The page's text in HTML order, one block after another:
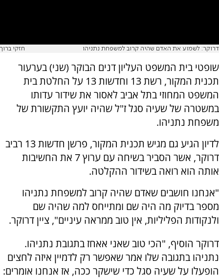
דרוקר: לשמוע את האדם שהיה קרוב למשפחת נתניהו חזקי ברוך
שופטי בית המשפט העליון דנים הבוקר (שני) בערעור
תכנית המקור, רשת 13 וחדשות 13 על החלטת בית
המשפט המחוזי בתל אביב לאסור את שידור עדותו
במשטרה של שעיה סגל ז"ל שהיה יועץ התקשורת של
משפחת נתניהו.
לדיון הגיע גם מגיש תכנית המקור, פרשן חדשות 13 רביב
דרוקר, אשר הסביר בשיחה עם ערוץ 7 את החשיבות
אותה הוא רואה בשידור ההקלטה.
"אנחנו חושבים שאדם שהיה קרוב למשפחת נתניהו
מספר בדיוק מה היה שם ומתייחס למה שהיה שם
ולנקודות הפליליות, אין טוב ממראה עיניים", ציין דרוקר.
דרוקר הוסיף, "הכי טוב שאני אאחז בתגובת נתניהו.
נתניהו בתגובה שלו אמר שאפשר רק לדמיין איזה לחצים
הופעלו על שעיה סגל כדי שישקר ככה, אז אנחנו אומרים: